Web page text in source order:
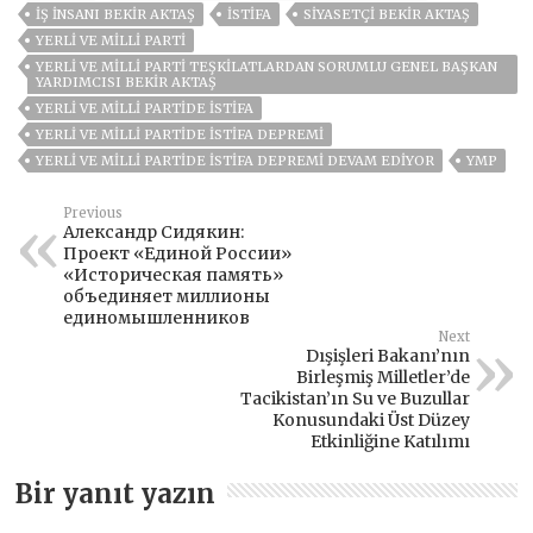
IŞ INSANI BEKIR AKTAŞ
ISTIFA
SIYASETÇI BEKIR AKTAŞ
YERLI VE MILLI PARTI
YERLI VE MILLI PARTI TEŞKILATLARDAN SORUMLU GENEL BAŞKAN
YARDIMCISI BEKIR AKTAŞ
YERLI VE MILLI PARTIDE İSTIFA
YERLI VE MILLI PARTIDE İSTIFA DEPREMI
YERLI VE MILLI PARTIDE İSTIFA DEPREMI DEVAM EDIYOR
YMP
Previous
Александр Сидякин:
Проект «Единой России»
«Историческая память»
объединяет миллионы
единомышленников
Next
Dışişleri Bakanı’nın
Birleşmiş Milletler’de
Tacikistan’ın Su ve Buzullar
Konusundaki Üst Düzey
Etkinliğine Katılımı
Bir yanıt yazın